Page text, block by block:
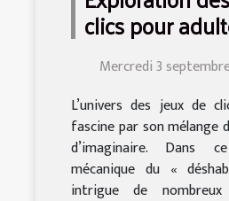
clics pour
comment
virtuellement ?
Mercredi 3
L’univers des jeux de
fascine par son mélange
d’imaginaire. Dans
mécanique du «
intrigue de